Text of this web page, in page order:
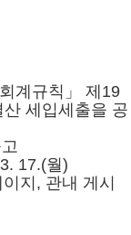
계규칙」 제19
세입세출을 공
17.(월)
지, 관내 게시